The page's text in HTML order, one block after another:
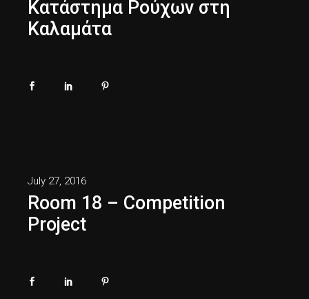
Κατάστημα Ρούχων στη
Καλαμάτα
July 27, 2016
Room 18 – Competition
Project